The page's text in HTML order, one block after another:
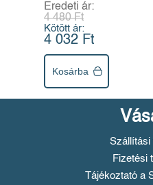
Eredeti ár:
4 480 Ft
Kötött ár:
4 032 Ft
Kosárba
Szállítási
Fizetési
Tájékoztató a